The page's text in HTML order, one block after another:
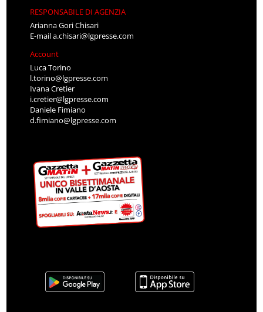
RESPONSABILE DI AGENZIA
Arianna Gori Chisari
E-maila.chisari@lgpresse.com
Account
Luca Torino
l.torino@lgpresse.com
Ivana Cretier
i.cretier@lgpresse.com
Daniele Fimiano
d.fimiano@lgpresse.com